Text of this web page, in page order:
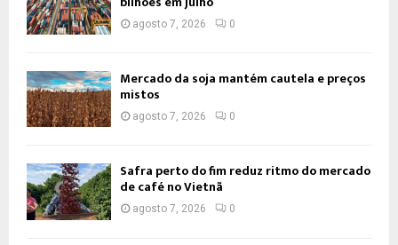
agosto 7, 2026 0
Mercado da soja mantém cautela e preços
mistos
agosto 7, 2026 0
Safra perto do fim reduz ritmo do mercado
de café no Vietnã
agosto 7, 2026 0